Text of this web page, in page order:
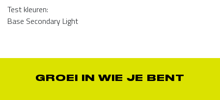
Test kleuren:
Base Secondary Light
GROEI IN WIE JE BENT